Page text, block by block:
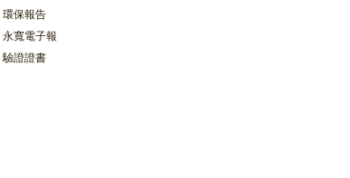
環保報告
​永寬電子報
驗證證書